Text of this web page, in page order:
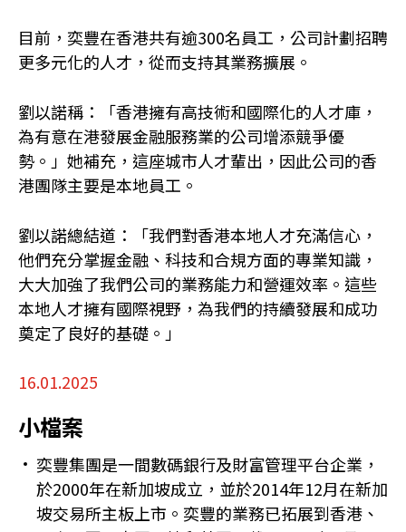
目前，奕豐在香港共有逾300名員工，公司計劃招聘
更多元化的人才，從而支持其業務擴展。
劉以諾稱：「香港擁有高技術和國際化的人才庫，
為有意在港發展金融服務業的公司增添競爭優
勢。」她補充，這座城市人才輩出，因此公司的香
港團隊主要是本地員工。
劉以諾總結道：「我們對香港本地人才充滿信心，
他們充分掌握金融、科技和合規方面的專業知識，
大大加強了我們公司的業務能力和營運效率。這些
本地人才擁有國際視野，為我們的持續發展和成功
奠定了良好的基礎。」
16.01.2025
小檔案
奕豐集團是一間數碼銀行及財富管理平台企業，
於2000年在新加坡成立，並於2014年12月在新加
坡交易所主板上市。奕豐的業務已拓展到香港、